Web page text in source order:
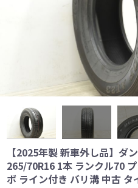
【2025年製 新車外し品】ダ
265/70R16 1本 ランクル70
ボ ライン付き バリ溝 中古 タ